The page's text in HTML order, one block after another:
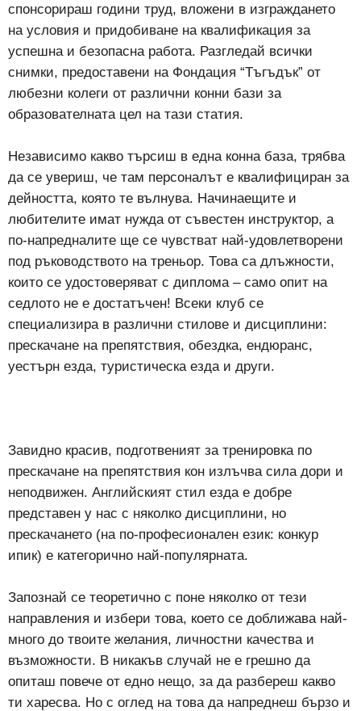
спонсорираш години труд, вложени в изграждането
на условия и придобиване на квалификация за
успешна и безопасна работа. Разгледай всички
снимки, предоставени на Фондация “Тъгъдък” от
любезни колеги от различни конни бази за
образователната цел на тази статия.
Независимо какво търсиш в една конна база, трябва
да се увериш, че там персоналът е квалифициран за
дейността, която те вълнува. Начинаещите и
любителите имат нужда от съвестен инструктор, а
по-напредналите ще се чувстват най-удовлетворени
под ръководството на треньор. Това са длъжности,
които се удостоверяват с диплома – само опит на
седлото не е достатъчен! Всеки клуб се
специализира в различни стилове и дисциплини:
прескачане на препятствия, обездка, ендюранс,
уестърн езда, туристическа езда и други.
Завидно красив, подготвеният за тренировка по
прескачане на препятствия кон излъчва сила дори и
неподвижен. Английският стил езда е добре
представен у нас с няколко дисциплини, но
прескачането (на по-професионален език: конкур
ипик) е категорично най-популярната.
Запознай се теоретично с поне няколко от тези
направления и избери това, което се доближава най-
много до твоите желания, личностни качества и
възможности. В никакъв случай не е грешно да
опиташ повече от едно нещо, за да разбереш какво
ти харесва. Но с оглед на това да напреднеш бързо и